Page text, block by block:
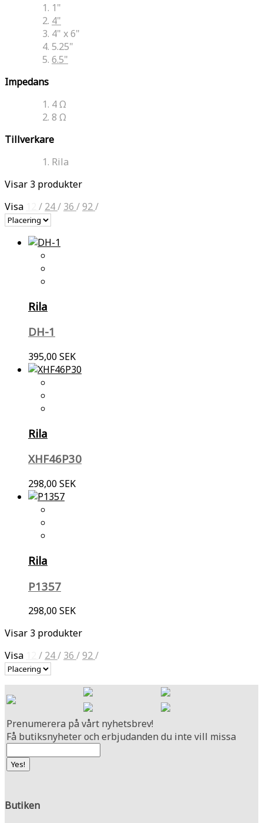
1"
4"
4" x 6"
5.25"
6.5"
Impedans
4 Ω
8 Ω
Tillverkare
Rila
Visar 3 produkter
Visa
/ 24/ 36 /92/
Rila
DH-1
395,00 SEK
Rila
XHF46P30
298,00 SEK
Rila
P1357
298,00 SEK
Visar 3 produkter
Visa
/ 24/ 36 /92/
Prenumerera på vårt nyhetsbrev!
Få butiksnyheter och erbjudanden du inte vill missa
Butiken